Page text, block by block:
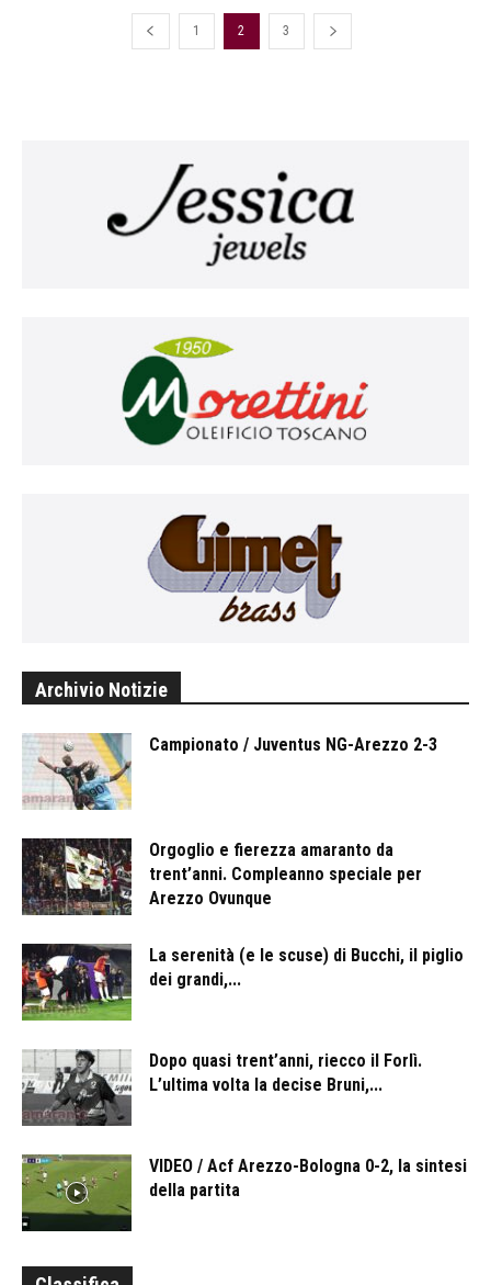
1 2 3
Archivio Notizie
Campionato / Juventus NG-Arezzo 2-3
Orgoglio e fierezza amaranto da
trent’anni. Compleanno speciale per
Arezzo Ovunque
La serenità (e le scuse) di Bucchi, il piglio
dei grandi,...
Dopo quasi trent’anni, riecco il Forlì.
L’ultima volta la decise Bruni,...
VIDEO / Acf Arezzo-Bologna 0-2, la sintesi
della partita